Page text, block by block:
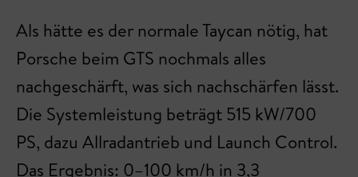
Als hätte es der normale Taycan nötig, hat
Porsche beim GTS nochmals alles
nachgeschärft, was sich nachschärfen lässt.
Die Systemleistung beträgt 515 kW/700
PS, dazu Allradantrieb und Launch Control.
Das Ergebnis: 0–100 km/h in 3,3